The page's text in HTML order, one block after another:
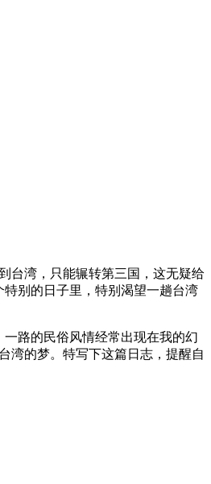
台湾，只能辗转第三国，这无疑给
别的日子里，特别渴望一趟台湾
路的民俗风情经常出现在我的幻
湾的梦。特写下这篇日志，提醒自